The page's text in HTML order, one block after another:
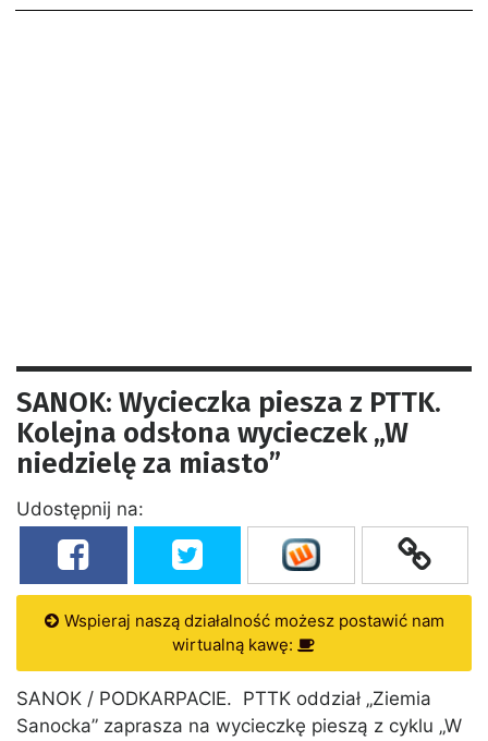
SANOK: Wycieczka piesza z PTTK.
Kolejna odsłona wycieczek „W
niedzielę za miasto”
Udostępnij na:
Wspieraj naszą działalność możesz postawić nam
wirtualną kawę:
SANOK / PODKARPACIE. PTTK oddział „Ziemia
Sanocka” zaprasza na wycieczkę pieszą z cyklu „W